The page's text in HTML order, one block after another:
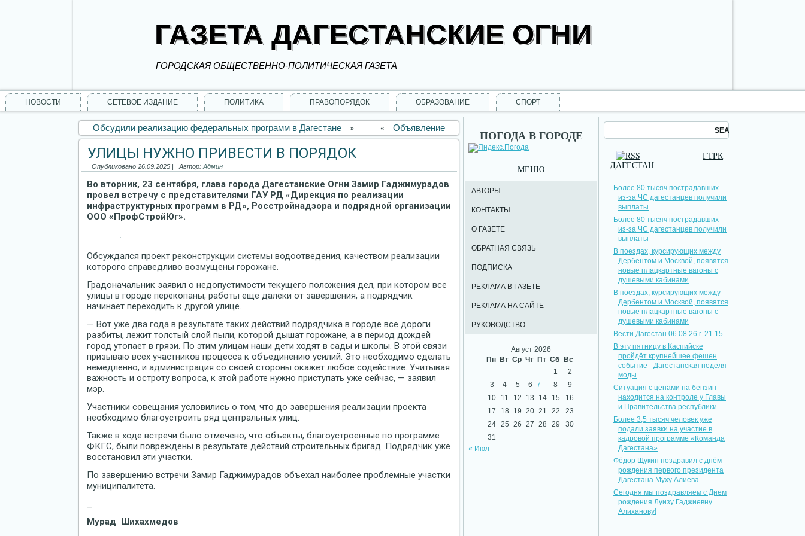
ГАЗЕТА ДАГЕСТАНСКИЕ ОГНИ
ГОРОДСКАЯ ОБЩЕСТВЕННО-ПОЛИТИЧЕСКАЯ ГАЗЕТА
НОВОСТИ СЕТЕВОЕ ИЗДАНИЕ ПОЛИТИКА ПРАВОПОРЯДОК ОБРАЗОВАНИЕ СПОРТ
Обсудили реализацию федеральных программ в Дагестане » « Объявление
УЛИЦЫ НУЖНО ПРИВЕСТИ В ПОРЯДОК
Опубликовано 26.09.2025 | Автор: Админ
Во вторник, 23 сентября, глава города Дагестанские Огни Замир Гаджимурадов
провел встречу с представителями ГАУ РД «Дирекция по реализации
инфраструктурных программ в РД», Росстройнадзора и подрядной организации
ООО «ПрофСтройЮг».
Обсуждался проект реконструкции системы водоотведения, качеством реализации
которого справедливо возмущены горожане.
Градоначальник заявил о недопустимости текущего положения дел, при котором все
улицы в городе перекопаны, работы еще далеки от завершения, а подрядчик
начинает переходить к другой улице.
— Вот уже два года в результате таких действий подрядчика в городе все дороги
разбиты, лежит толстый слой пыли, которой дышат горожане, а в период дождей
город утопает в грязи. По этим улицам наши дети ходят в сады и школы. В этой связи
призываю всех участников процесса к объединению усилий. Это необходимо сделать
немедленно, и администрация со своей стороны окажет любое содействие. Учитывая
важность и остроту вопроса, к этой работе нужно приступать уже сейчас, — заявил
мэр.
Участники совещания условились о том, что до завершения реализации проекта
необходимо благоустроить ряд центральных улиц.
Также в ходе встречи было отмечено, что объекты, благоустроенные по программе
ФКГС, были повреждены в результате действий строительных бригад. Подрядчик уже
восстановил эти участки.
По завершению встречи Замир Гаджимурадов объехал наиболее проблемные участки
муниципалитета.
Мурад Шихахмедов
ПОГОДА В ГОРОДЕ
МЕНЮ
АВТОРЫ
КОНТАКТЫ
О ГАЗЕТЕ
ОБРАТНАЯ СВЯЗЬ
ПОДПИСКА
РЕКЛАМА В ГАЗЕТЕ
РЕКЛАМА НА САЙТЕ
РУКОВОДСТВО
Август 2026
Пн Вт Ср Чт Пт Сб
Вс
1
2
3
4 5 6 7 8
9
10
11 12 13 14 15
16
17
18 19 20 21 22
23
24 25 26 27 28 29
30
31
« Июл
ГТРК
ДАГЕСТАН
Более 80 тысяч пострадавших
из-за ЧС дагестанцев получили
выплаты
Более 80 тысяч пострадавших
из-за ЧС дагестанцев получили
выплаты
В поездах, курсирующих между
Дербентом и Москвой, появятся
новые плацкартные вагоны с
душевыми кабинами
В поездах, курсирующих между
Дербентом и Москвой, появятся
новые плацкартные вагоны с
душевыми кабинами
Вести Дагестан 06.08.26 г. 21.15
В эту пятницу в Каспийске
пройдёт крупнейшее фешен
событие - Дагестанская неделя
моды
Ситуация с ценами на бензин
находится на контроле у Главы
и Правительства республики
Более 3,5 тысяч человек уже
подали заявки на участие в
кадровой программе «Команда
Дагестана»
Фёдор Щукин поздравил с днём
рождения первого президента
Дагестана Муху Алиева
Сегодня мы поздравляем с Днем
рождения Луизу Гаджиевну
Алиханову!